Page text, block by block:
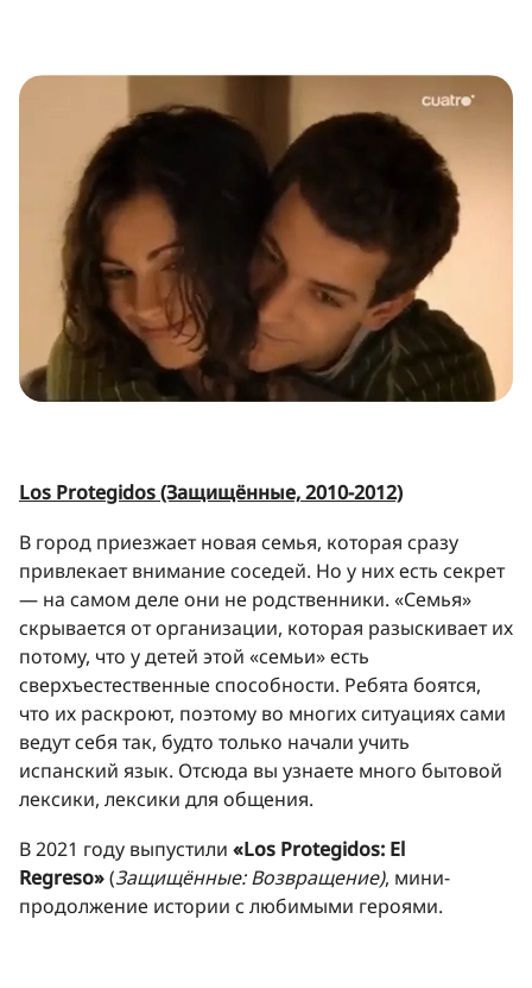
Los Protegidos (Защищённые, 2010-2012)
В город приезжает новая семья, которая сразу
привлекает внимание соседей. Но у них есть секрет
— на самом деле они не родственники. «Семья»
скрывается от организации, которая разыскивает их
потому, что у детей этой «семьи» есть
сверхъестественные способности. Ребята боятся,
что их раскроют, поэтому во многих ситуациях сами
ведут себя так, будто только начали учить
испанский язык. Отсюда вы узнаете много бытовой
лексики, лексики для общения.
В 2021 году выпустили «Los Protegidos: El
Regreso»(Защищённые: Возвращение), мини-
продолжение истории с любимыми героями.